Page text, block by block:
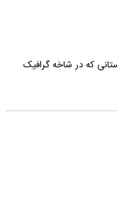
که در شاخه گرافیک